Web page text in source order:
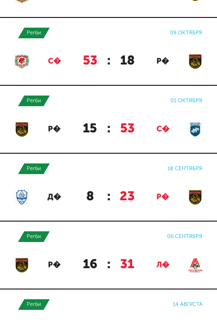
Регби 09 ОКТЯБРЯ
С� 53 : 18 Р�
Регби 01 ОКТЯБРЯ
Р� 15 : 53 С�
Регби 18 СЕНТЯБРЯ
Д� 8 : 23 Р�
Регби 06 СЕНТЯБРЯ
Р� 16 : 31 Л�
Регби 14 АВГУСТА